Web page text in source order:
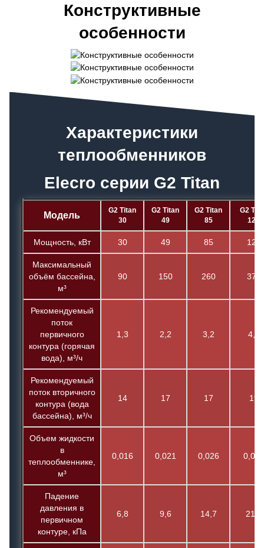
Конструктивные
особенности
Характеристики
теплообменников
Elecro серии G2 Titan
Модель
G2 Titan
30
G2 Titan
49
G2 Titan
85
G2
122
Мощность, кВт 30 49 85 122
Максимальный
объём бассейна,
м³
90 150 260 370
Рекомендуемый
поток
первичного
контура (горячая
вода), м³/ч
1,3 2,2 3,2 4,6
Рекомендуемый
поток вторичного
контура (вода
бассейна), м³/ч
14 17 17 19
Объем жидкости
в
теплообменнике,
м³
0,016 0,021 0,026 0,037
Падение
давления в
первичном
контуре, кПа
6,8 9,6 14,7 21,1